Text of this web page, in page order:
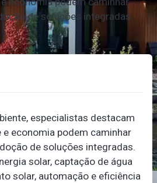
de soluções integradas.
especialistas destacam
economia podem caminhar
de soluções integradas.
solar, captação de água
solar, automação e eficiência